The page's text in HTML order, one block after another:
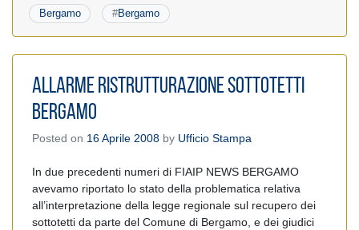
Bergamo #Bergamo
ALLARME RISTRUTTURAZIONE SOTTOTETTI
BERGAMO
Posted on 16 Aprile 2008 by Ufficio Stampa
In due precedenti numeri di FIAIP NEWS BERGAMO
avevamo riportato lo stato della problematica relativa
all’interpretazione della legge regionale sul recupero dei
sottotetti da parte del Comune di Bergamo, e dei giudici